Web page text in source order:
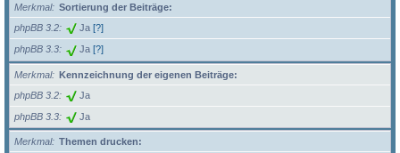
Merkmal
Sortierung der Beiträge:
phpBB 3.2
Ja [?]
phpBB 3.3 Ja [?]
Merkmal
Kennzeichnung der eigenen Beiträge:
phpBB 3.2
Ja
phpBB 3.3 Ja
Merkmal
Themen drucken: